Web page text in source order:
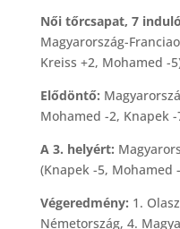
Női tőrcsapat, 7
Magyarország-
Kreiss +2, Mohamed -
Elődöntő:
Mohamed -2, Knapek
A 3. helyért:
(Knapek -5, Mohamed
Végeredmény: 1.
Németország, 4.